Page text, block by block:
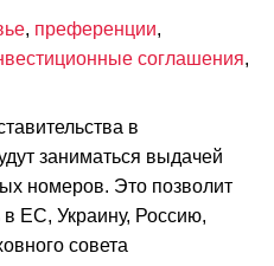
, преференции,
соглашения,
в
заниматься выдачей
номеров. Это позволит
ЕС, Украину, Россию,
совета